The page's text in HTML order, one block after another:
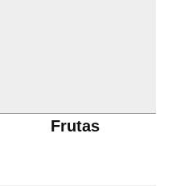
Frutas